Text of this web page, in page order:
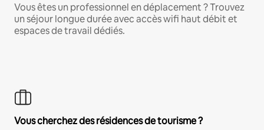
Vous êtes un professionnel en déplacement ? Trouvez
un séjour longue durée avec accès wifi haut débit et
espaces de travail dédiés.
Vous cherchez des résidences de tourisme ?